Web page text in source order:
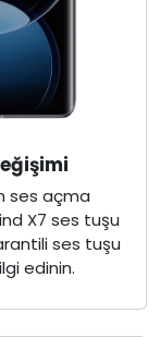
ses açma
X7 ses tuşu
ses tuşu
edinin.